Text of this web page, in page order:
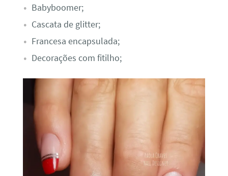
Babyboomer;
Cascata de glitter;
Francesa encapsulada;
Decorações com fitilho;